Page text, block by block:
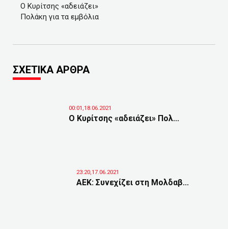
Ο Κυρίτσης «αδειάζει»
Πολάκη για τα εμβόλια
ΣΧΕΤΙΚΑ ΑΡΘΡΑ
00:01,18.06.2021
Ο Κυρίτσης «αδειάζει» Πολ...
23:20,17.06.2021
ΑΕΚ: Συνεχίζει στη Μολδαβ...